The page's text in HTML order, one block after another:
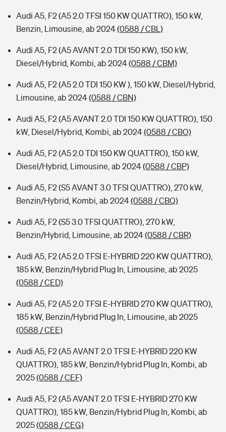
Audi A5, F2 (A5 2.0 TFSI 150 KW QUATTRO), 150 kW,
Benzin, Limousine, ab 2024(0588 / CBL)
Audi A5, F2 (A5 AVANT 2.0 TDI 150 KW), 150 kW,
Diesel/Hybrid, Kombi, ab 2024(0588 / CBM)
Audi A5, F2 (A5 2.0 TDI 150 KW ), 150 kW, Diesel/Hybrid,
Limousine, ab 2024(0588 / CBN)
Audi A5, F2 (A5 AVANT 2.0 TDI 150 KW QUATTRO), 150
kW, Diesel/Hybrid, Kombi, ab 2024(0588 / CBO)
Audi A5, F2 (A5 2.0 TDI 150 KW QUATTRO), 150 kW,
Diesel/Hybrid, Limousine, ab 2024(0588 / CBP)
Audi A5, F2 (S5 AVANT 3.0 TFSI QUATTRO), 270 kW,
Benzin/Hybrid, Kombi, ab 2024(0588 / CBQ)
Audi A5, F2 (S5 3.0 TFSI QUATTRO), 270 kW,
Benzin/Hybrid, Limousine, ab 2024(0588 / CBR)
Audi A5, F2 (A5 2.0 TFSI E-HYBRID 220 KW QUATTRO),
185 kW, Benzin/Hybrid Plug In, Limousine, ab 2025
(0588 / CED)
Audi A5, F2 (A5 2.0 TFSI E-HYBRID 270 KW QUATTRO),
185 kW, Benzin/Hybrid Plug In, Limousine, ab 2025
(0588 / CEE)
Audi A5, F2 (A5 AVANT 2.0 TFSI E-HYBRID 220 KW
QUATTRO), 185 kW, Benzin/Hybrid Plug In, Kombi, ab
2025(0588 / CEF)
Audi A5, F2 (A5 AVANT 2.0 TFSI E-HYBRID 270 KW
QUATTRO), 185 kW, Benzin/Hybrid Plug In, Kombi, ab
2025(0588 / CEG)